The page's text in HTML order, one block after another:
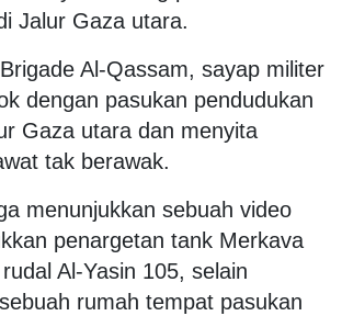
Jalur Gaza utara.
Al-Qassam, sayap militer
dengan pasukan pendudukan
Gaza utara dan menyita
tak berawak.
menunjukkan sebuah video
penargetan tank Merkava
Al-Yasin 105, selain
rumah tempat pasukan